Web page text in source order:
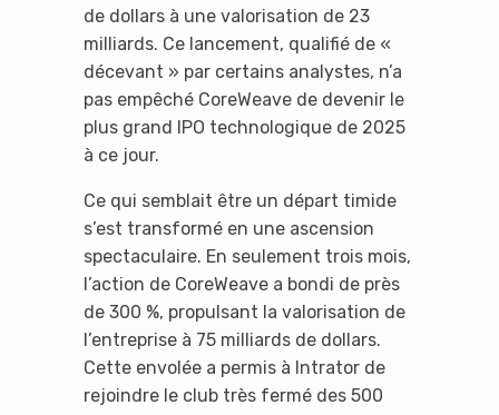
de dollars à une valorisation de 23
milliards. Ce lancement, qualifié de «
décevant » par certains analystes, n’a
pas empêché CoreWeave de devenir le
plus grand IPO technologique de 2025
à ce jour.
Ce qui semblait être un départ timide
s’est transformé en une ascension
spectaculaire. En seulement trois mois,
l’action de CoreWeave a bondi de près
de 300 %, propulsant la valorisation de
l’entreprise à 75 milliards de dollars.
Cette envolée a permis à Intrator de
rejoindre le club très fermé des 500